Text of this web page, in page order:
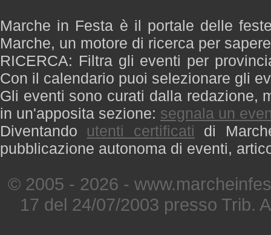
Marche in Festa è il portale delle
Marche, un motore di ricerca per
RICERCA: Filtra gli eventi per
Con il calendario puoi selezionare gli
Gli eventi sono curati dalla redazione,
in un'apposita sezione: segnala un
Diventando utenti certificati di
pubblicazione autonoma di eventi,
© 2005 - 2026 -
17 del 24/07/2003 presso Trib.